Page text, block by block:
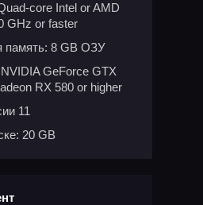
core Intel or AMD
GHz or faster
память: 8 GB ОЗУ
GeForce GTX
RX 580 or higher
11
20 GB